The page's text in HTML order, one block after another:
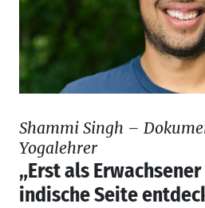
Shammi Singh –
Yogalehrer
„Erst als
indische Seite